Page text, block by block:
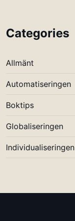
Categories
Allmänt
Automatiseringen
Boktips
Globaliseringen
Individualiseringen